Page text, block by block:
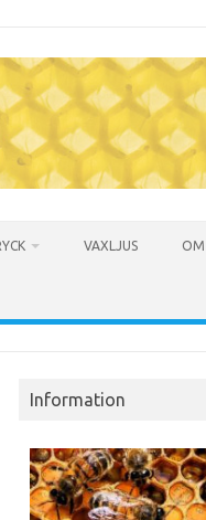
VAXLJUS OM
Information